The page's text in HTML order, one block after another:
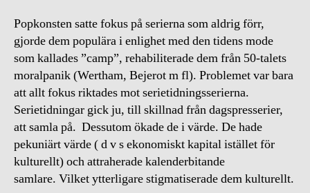
Popkonsten satte fokus på serierna som aldrig förr,
gjorde dem populära i enlighet med den tidens mode
som kallades ”camp”, rehabiliterade dem från 50-talets
moralpanik (Wertham, Bejerot m fl). Problemet var bara
att allt fokus riktades mot serietidningsserierna.
Serietidningar gick ju, till skillnad från dagspresserier,
att samla på. Dessutom ökade de i värde. De hade
pekuniärt värde ( d v s ekonomiskt kapital istället för
kulturellt) och attraherade kalenderbitande
samlare. Vilket ytterligare stigmatiserade dem kulturellt.